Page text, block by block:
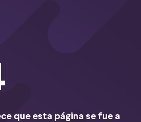
que esta página se fue a